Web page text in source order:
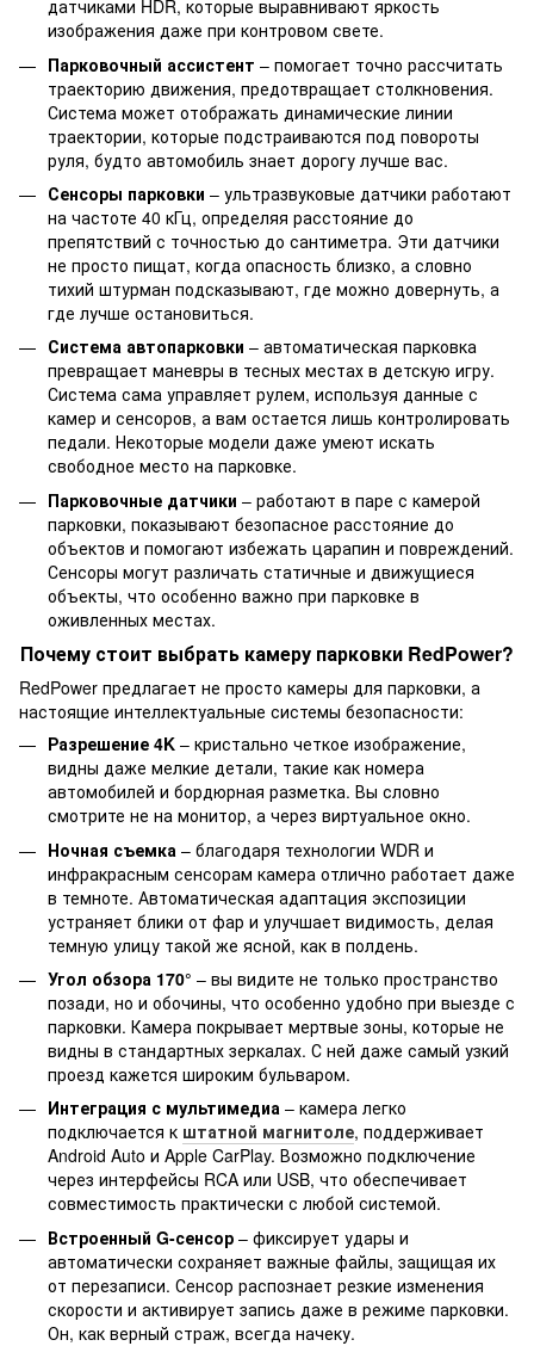
датчиками HDR, которые выравнивают яркость
изображения даже при контровом свете.
Парковочный ассистент – помогает точно рассчитать
траекторию движения, предотвращает столкновения.
Система может отображать динамические линии
траектории, которые подстраиваются под повороты
руля, будто автомобиль знает дорогу лучше вас.
Сенсоры парковки – ультразвуковые датчики работают
на частоте 40 кГц, определяя расстояние до
препятствий с точностью до сантиметра. Эти датчики
не просто пищат, когда опасность близко, а словно
тихий штурман подсказывают, где можно довернуть, а
где лучше остановиться.
Система автопарковки – автоматическая парковка
превращает маневры в тесных местах в детскую игру.
Система сама управляет рулем, используя данные с
камер и сенсоров, а вам остается лишь контролировать
педали. Некоторые модели даже умеют искать
свободное место на парковке.
Парковочные датчики – работают в паре с камерой
парковки, показывают безопасное расстояние до
объектов и помогают избежать царапин и повреждений.
Сенсоры могут различать статичные и движущиеся
объекты, что особенно важно при парковке в
оживленных местах.
Почему стоит выбрать камеру парковки RedPower?
RedPower предлагает не просто камеры для парковки, а
настоящие интеллектуальные системы безопасности:
Разрешение 4K – кристально четкое изображение,
видны даже мелкие детали, такие как номера
автомобилей и бордюрная разметка. Вы словно
смотрите не на монитор, а через виртуальное окно.
Ночная съемка – благодаря технологии WDR и
инфракрасным сенсорам камера отлично работает даже
в темноте. Автоматическая адаптация экспозиции
устраняет блики от фар и улучшает видимость, делая
темную улицу такой же ясной, как в полдень.
Угол обзора 170° – вы видите не только пространство
позади, но и обочины, что особенно удобно при выезде с
парковки. Камера покрывает мертвые зоны, которые не
видны в стандартных зеркалах. С ней даже самый узкий
проезд кажется широким бульваром.
Интеграция с мультимедиа – камера легко
подключается к штатной магнитоле, поддерживает
Android Auto и Apple CarPlay. Возможно подключение
через интерфейсы RCA или USB, что обеспечивает
совместимость практически с любой системой.
Встроенный G-сенсор – фиксирует удары и
автоматически сохраняет важные файлы, защищая их
от перезаписи. Сенсор распознает резкие изменения
скорости и активирует запись даже в режиме парковки.
Он, как верный страж, всегда начеку.